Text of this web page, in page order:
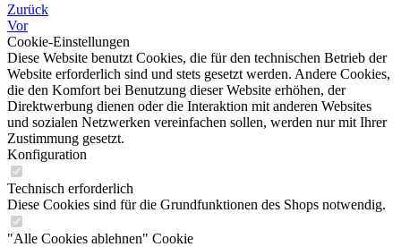
Zurück
Vor
Cookie-Einstellungen
Diese Website benutzt Cookies, die für den technischen Betrieb der
Website erforderlich sind und stets gesetzt werden. Andere Cookies,
die den Komfort bei Benutzung dieser Website erhöhen, der
Direktwerbung dienen oder die Interaktion mit anderen Websites
und sozialen Netzwerken vereinfachen sollen, werden nur mit Ihrer
Zustimmung gesetzt.
Konfiguration
Technisch erforderlich
Diese Cookies sind für die Grundfunktionen des Shops notwendig.
"Alle Cookies ablehnen" Cookie